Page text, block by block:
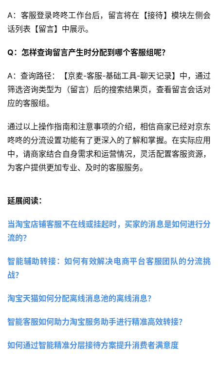
A：客服登录咚咚工作台后，留言将在【接待】模块左侧会
话列表【留言】中展示。
Q：怎样查询留言产生时分配到哪个客服组呢？
A：查询路径：【京麦-客服-基础工具-聊天记录】中，通过
筛选咨询类型为（留言）后的搜索结果页，查看留言会话对
应的客服组。
通过以上操作指南和注意事项的介绍，相信商家已经对京东
咚咚的分流设置功能有了更深入的了解和掌握。在实际应用
中，请商家结合自身需求和运营情况，灵活配置客服资源，
为客户提供更加专业、及时的客服服务。
延展阅读：
当淘宝店铺客服不在线或挂起时，买家的消息是如何进行分
流的？
智能辅助转接：如何有效解决电商平台客服团队的分流挑
战？
淘宝天猫如何分配离线消息池的离线消息？
智能客服如何助力淘宝服务助手进行精准高效转接？
如何通过智能精准分层接待方案提升消费者满意度